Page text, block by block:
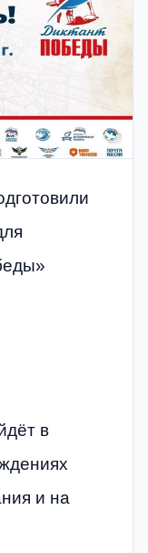
в
и на